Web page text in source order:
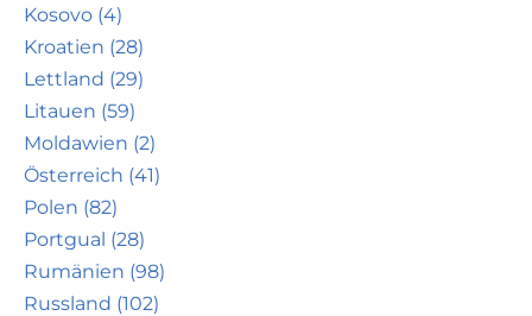
Kosovo (4)
Kroatien (28)
Lettland (29)
Litauen (59)
Moldawien (2)
Österreich (41)
Polen (82)
Portgual (28)
Rumänien (98)
Russland (102)